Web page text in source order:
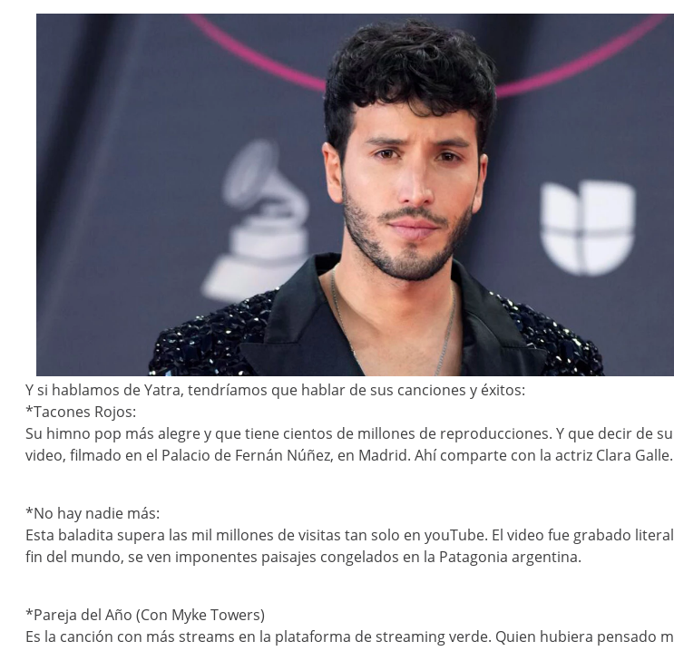
Y si hablamos de Yatra, tendríamos que hablar de sus canciones y éxitos:
*Tacones Rojos:
Su himno pop más alegre y que tiene cientos de millones de reproducciones. Y que decir de
video, filmado en el Palacio de Fernán Núñez, en Madrid. Ahí comparte con la actriz Clara Galle.
*No hay nadie más:
Esta baladita supera las mil millones de visitas tan solo en youTube. El video fue grabado
fin del mundo, se ven imponentes paisajes congelados en la Patagonia argentina.
*Pareja del Año (Con Myke Towers)
Es la canción con más streams en la plataforma de streaming verde. Quien hubiera pensado